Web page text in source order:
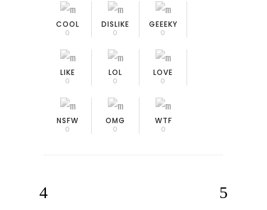
COOL
0
DISLIKE
0
GEEEKY
0
LIKE
0
LOL
0
LOVE
0
NSFW
0
OMG
0
WTF
0